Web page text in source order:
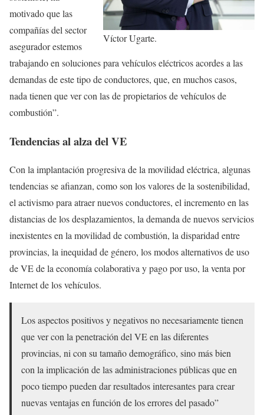
Víctor Ugarte.
motivado que las
compañías del sector
asegurador estemos
trabajando en soluciones para vehículos eléctricos acordes a las
demandas de este tipo de conductores, que, en muchos casos,
nada tienen que ver con las de propietarios de vehículos de
combustión”.
Tendencias al alza del VE
Con la implantación progresiva de la movilidad eléctrica, algunas
tendencias se afianzan, como son los valores de la sostenibilidad,
el activismo para atraer nuevos conductores, el incremento en las
distancias de los desplazamientos, la demanda de nuevos servicios
inexistentes en la movilidad de combustión, la disparidad entre
provincias, la inequidad de género, los modos alternativos de uso
de VE de la economía colaborativa y pago por uso, la venta por
Internet de los vehículos.
Los aspectos positivos y negativos no necesariamente tienen
que ver con la penetración del VE en las diferentes
provincias, ni con su tamaño demográfico, sino más bien
con la implicación de las administraciones públicas que en
poco tiempo pueden dar resultados interesantes para crear
nuevas ventajas en función de los errores del pasado”